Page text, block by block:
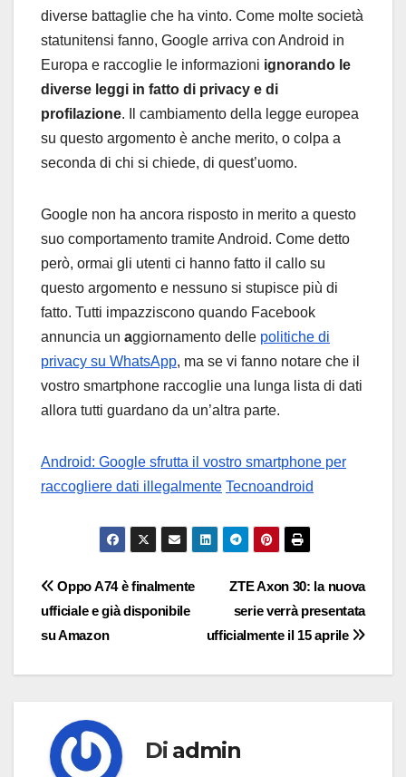
diverse battaglie che ha vinto. Come molte società
statunitensi fanno, Google arriva con Android in
Europa e raccoglie le informazioni ignorando le
diverse leggi in fatto di privacy e di
profilazione. Il cambiamento della legge europea
su questo argomento è anche merito, o colpa a
seconda di chi si chiede, di quest’uomo.
Google non ha ancora risposto in merito a questo
suo comportamento tramite Android. Come detto
però, ormai gli utenti ci hanno fatto il callo su
questo argomento e nessuno si stupisce più di
fatto. Tutti impazziscono quando Facebook
annuncia un aggiornamento delle politiche di
privacy su WhatsApp, ma se vi fanno notare che il
vostro smartphone raccoglie una lunga lista di dati
allora tutti guardano da un’altra parte.
Android: Google sfrutta il vostro smartphone per
raccogliere dati illegalmente Tecnoandroid
Navigazione
articoli
ZTE Axon 30: la nuova
serie verrà presentata
ufficialmente il 15 aprile
Oppo A74 è finalmente
ufficiale e già disponibile
su Amazon
Di admin